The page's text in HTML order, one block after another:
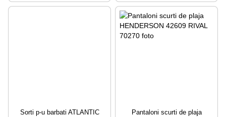
Sorti p-u barbati ATLANTIC
Pantaloni scurti de plaja